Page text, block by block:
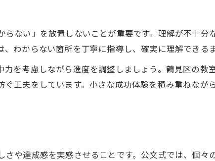
先取りが小学生の学力と自信に与える影響
小学生先取りが将来の進学に役立つ理由
自立心を育む小学生先取りの学び方
小学生先取りを通じた成長実感のポイント
ない」を放置しないことが重要です。理解が不十分
わからない箇所を丁寧に指導し、確実に理解できる
を考慮しながら進度を調整しましょう。鶴見区の教
工夫をしています。小さな成功体験を積み重ねなが
や達成感を実感させることです。公文式では、個々